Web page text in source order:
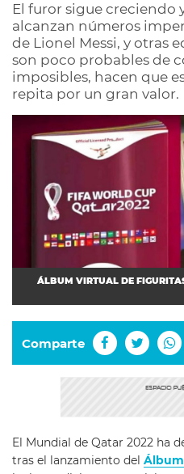
El furor sigue creciendo
alcanzan números
de Lionel Messi, y otras
son poco probables de
imposibles, hacen que
repita por un gran valor.
ÁLBUM VIRTUAL DE
Comparte
El Mundial de Qatar 2022 ha
tras el lanzamiento del